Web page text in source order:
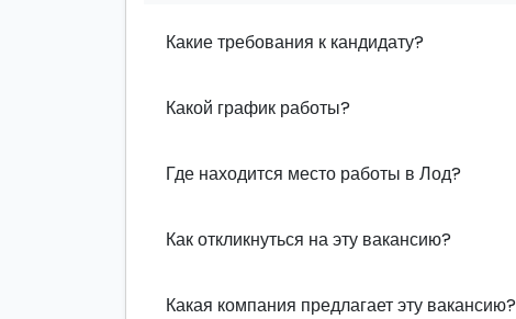
Какие требования к кандидату?
Какой график работы?
Где находится место работы в Лод?
Как откликнуться на эту вакансию?
Какая компания предлагает эту вакансию?